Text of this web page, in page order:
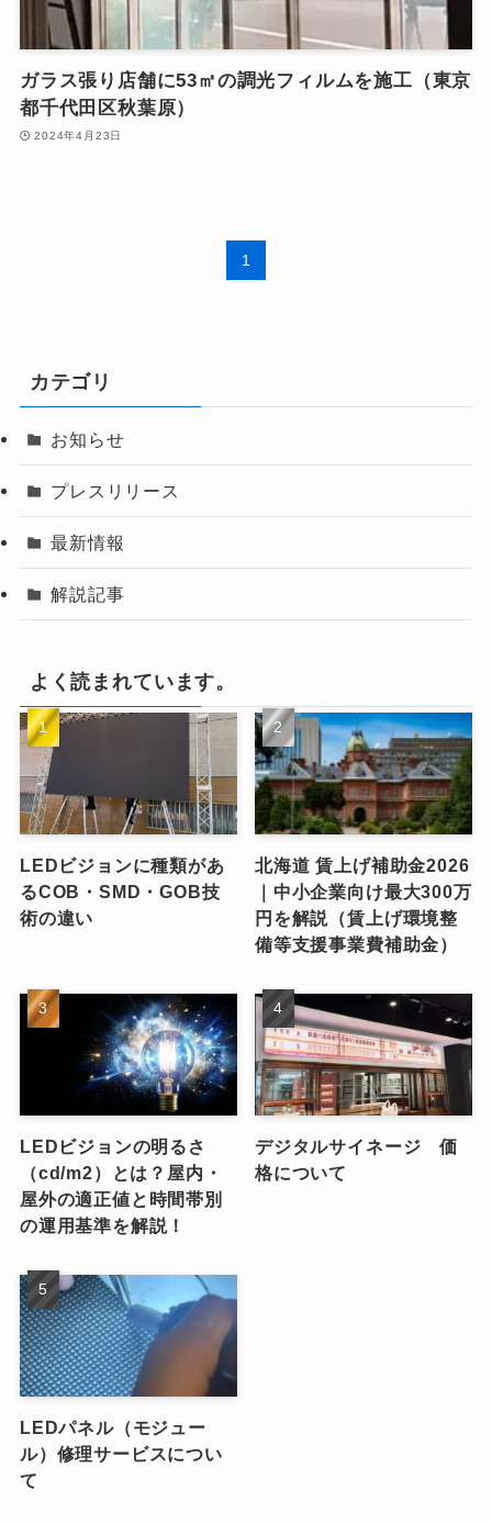
ガラス張り店舗に53㎡の調光フィルムを施工（東京
都千代田区秋葉原）
2024年4月23日
1
カテゴリ
お知らせ
プレスリリース
最新情報
解説記事
よく読まれています。
LEDビジョンに種類があ
るCOB・SMD・GOB技
術の違い
北海道 賃上げ補助金2026
｜中小企業向け最大300万
円を解説（賃上げ環境整
備等支援事業費補助金）
LEDビジョンの明るさ
（cd/m2）とは？屋内・
屋外の適正値と時間帯別
の運用基準を解説！
デジタルサイネージ 価
格について
LEDパネル（モジュー
ル）修理サービスについ
て